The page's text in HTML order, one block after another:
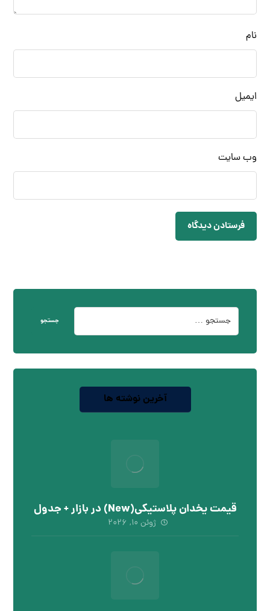
نام
ایمیل
وب‌ سایت
فرستادن دیدگاه
جستجو
آخرین نوشته ها
قیمت یخدان پلاستیکی(New) در بازار + جدول
ژوئن ۱۰, ۲۰۲۶